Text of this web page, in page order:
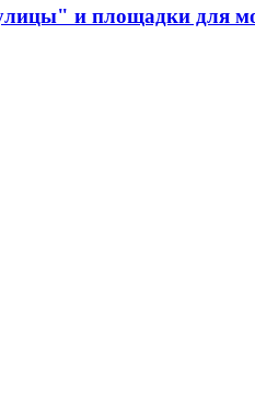
и площадки для